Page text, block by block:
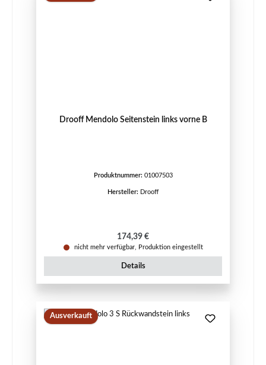
Drooff Mendolo Seitenstein links vorne B
Produktnummer: 01007503
Hersteller: Drooff
Regulärer Preis:
174,39 €
nicht mehr verfügbar, Produktion eingestellt
Details
Ausverkauft